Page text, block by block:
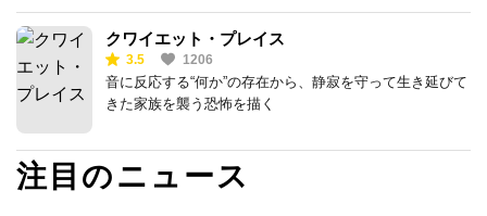
クワイエット・プレイス
3.5 1206
音に反応する“何か”の存在から、静寂を守って生き延びて
きた家族を襲う恐怖を描く
注目のニュース